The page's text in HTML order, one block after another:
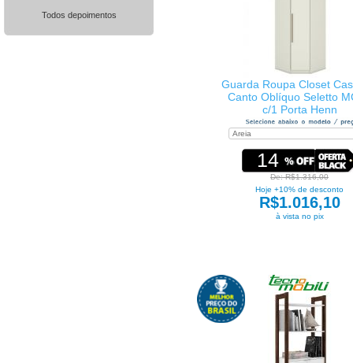
Guarda Roupa Closet
Canto Oblíquo Seletto
c/1 Porta Henn
14
De: R$1.316,00
Hoje +10% de desconto
R$1.016,10
à vista no pix
Todos depoimentos